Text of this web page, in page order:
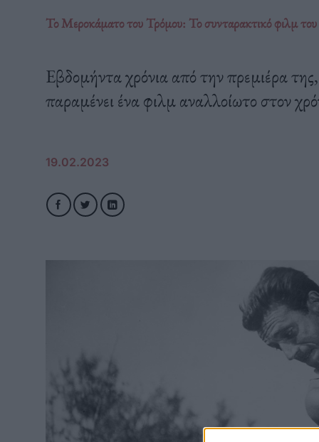
Το Μεροκάματο του Τρόμου: Το συνταρακτικό φιλμ
Εβδομήντα χρόνια από την πρεμιέρα
παραμένει ένα φιλμ αναλλοίωτο στον
19.02.2023